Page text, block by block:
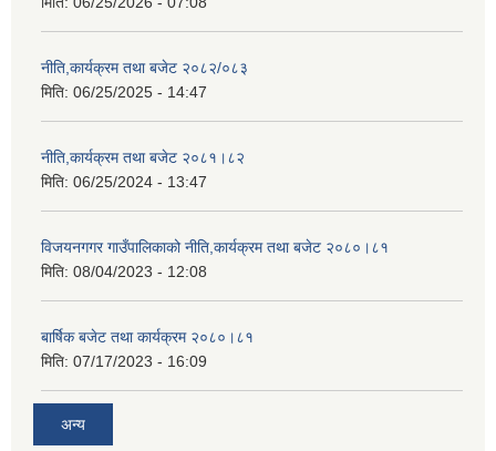
नीति,कार्यक्रम तथा बजेट २०८२/०८३
मिति: 06/25/2025 - 14:47
नीति,कार्यक्रम तथा बजेट २०८१।८२
मिति: 06/25/2024 - 13:47
विजयनगगर गाउँपालिकाको नीति,कार्यक्रम तथा बजेट २०८०।८१
मिति: 08/04/2023 - 12:08
बार्षिक बजेट तथा कार्यक्रम २०८०।८१
मिति: 07/17/2023 - 16:09
अन्य